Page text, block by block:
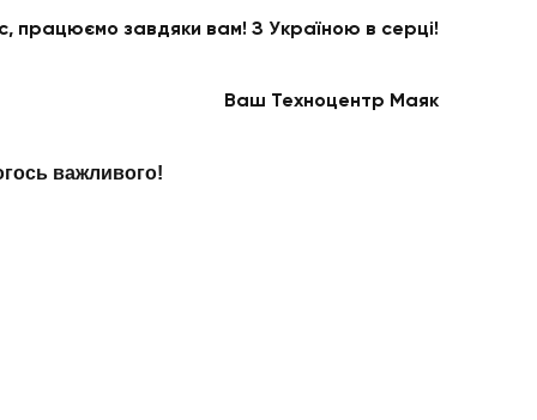
працюємо завдяки вам! З Україною в серці!
Ваш Техноцентр Маяк
важливого!